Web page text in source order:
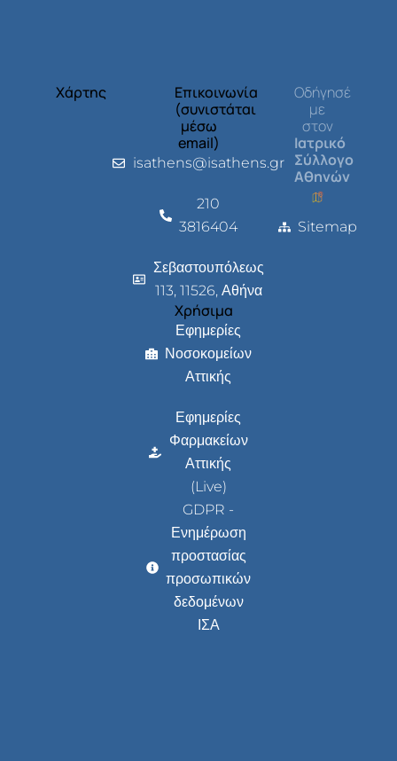
Χάρτης
Επικοινωνία
(συνιστάται
μέσω
email)
isathens@isathens.gr
210
3816404
Σεβαστουπόλεως
113, 11526, Αθήνα
Χρήσιμα
Εφημερίες
Νοσοκομείων
Αττικής
Εφημερίες
Φαρμακείων
Αττικής
(Live)
GDPR -
Ενημέρωση
προστασίας
προσωπικών
δεδομένων
ΙΣΑ
Οδήγησέ
με
στον
Ιατρικό
Σύλλογο
Αθηνών
Sitemap